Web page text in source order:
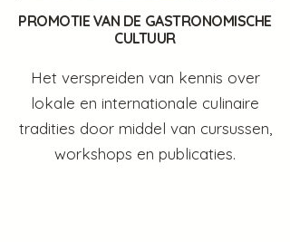
PROMOTIE VAN DE GASTRONOMISCHE
CULTUUR
Het verspreiden van kennis over
lokale en internationale culinaire
tradities door middel van cursussen,
workshops en publicaties.